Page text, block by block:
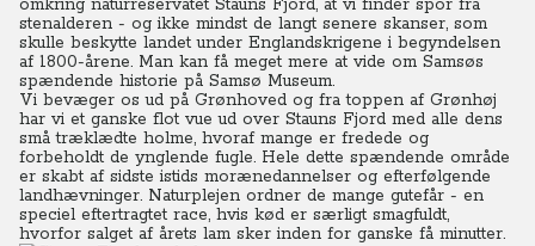
omkring naturreservatet Stauns Fjord, at vi finder spor fra
stenalderen - og ikke mindst de langt senere skanser, som
skulle beskytte landet under Englandskrigene i begyndelsen
af 1800-årene. Man kan få meget mere at vide om Samsøs
spændende historie på Samsø Museum.
Vi bevæger os ud på Grønhoved og fra toppen af Grønhøj
har vi et ganske flot vue ud over Stauns Fjord med alle dens
små træklædte holme, hvoraf mange er fredede og
forbeholdt de ynglende fugle. Hele dette spændende område
er skabt af sidste istids morænedannelser og efterfølgende
landhævninger. Naturplejen ordner de mange gutefår - en
speciel eftertragtet race, hvis kød er særligt smagfuldt,
hvorfor salget af årets lam sker inden for ganske få minutter.